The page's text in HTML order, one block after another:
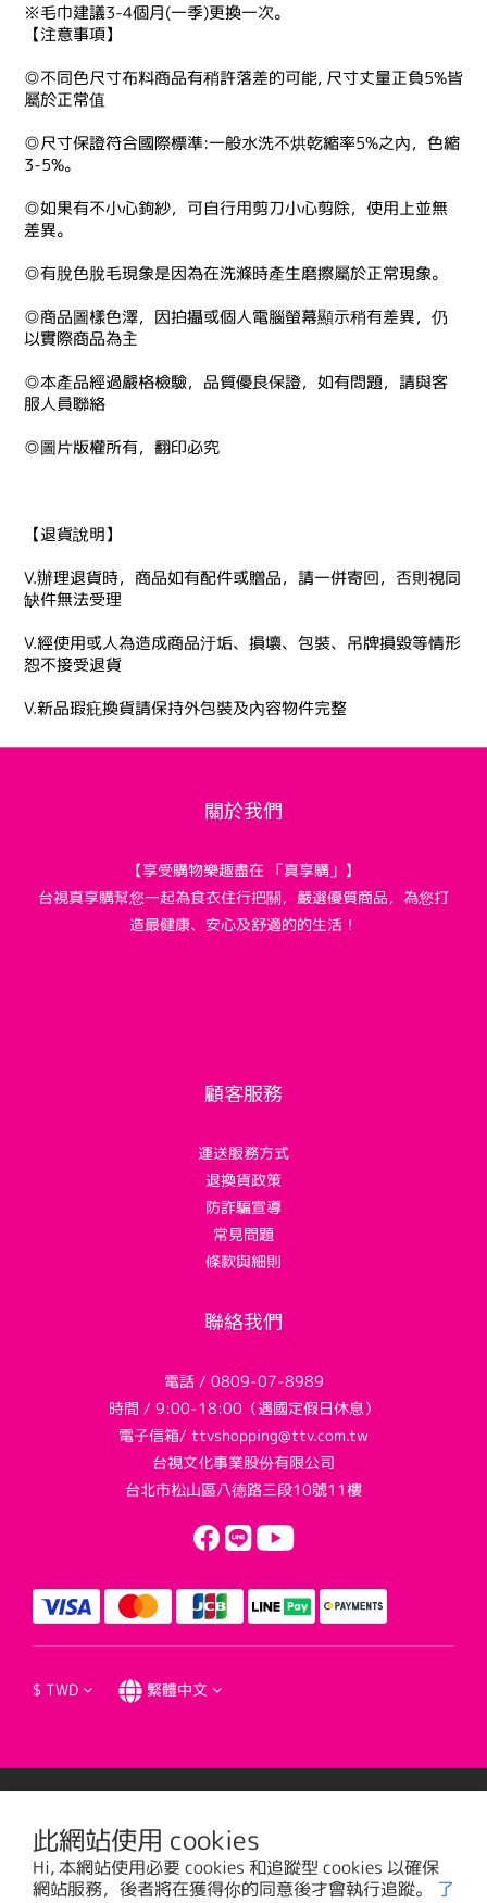
此網站使用 cookies
Hi, 本網站使用必要 cookies 和追蹤型 cookies 以確保
網站服務，後者將在獲得你的同意後才會執行追蹤。 了
※毛巾建議3-4個月(一季)更換一次。
【注意事項】
◎不同色尺寸布料商品有稍許落差的可能, 尺寸丈量正負5%皆
屬於正常值
◎尺寸保證符合國際標準:一般水洗不烘乾縮率5%之內，色縮
3-5%。
◎如果有不小心鉤紗，可自行用剪刀小心剪除，使用上並無
差異。
◎有脫色脫毛現象是因為在洗滌時產生磨擦屬於正常現象。
◎商品圖樣色澤，因拍攝或個人電腦螢幕顯示稍有差異，仍
以實際商品為主
◎本產品經過嚴格檢驗，品質優良保證，如有問題，請與客
服人員聯絡
◎圖片版權所有，翻印必究
【退貨說明】
V.辦理退貨時，商品如有配件或贈品，請一併寄回，否則視同
缺件無法受理
V.經使用或人為造成商品汙垢、損壞、包裝、吊牌損毀等情形
恕不接受退貨
V.新品瑕疪換貨請保持外包裝及內容物件完整
關於我們
【享受購物樂趣盡在 「真享購」】
台視真享購幫您一起為食衣住行把關，嚴選優質商品，為您打
造最健康、安心及舒適的的生活！
顧客服務
運送服務方式
退換貨政策
防詐騙宣導
常見問題
條款與細則
聯絡我們
電話 / 0809-07-8989
時間 / 9:00-18:00（遇國定假日休息）
電子信箱/ ttvshopping@ttv.com.tw
台視文化事業股份有限公司
台北市松山區八德路三段10號11樓
$ TWD 繁體中文
台視文化事業股份有限公司版權所有 © 2016 TTV CULTURAL ENTERPRISE, LTD. All